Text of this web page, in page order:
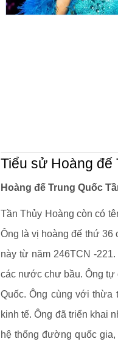
Tiểu sử Hoàng đế
Hoàng đế Trung Quốc
Tần Thủy Hoàng còn có
Ông là vị hoàng đế thứ 36
này từ năm 246TCN -
các nước chư bầu. Ông tự
Quốc. Ông cùng với
kinh tế. Ông đã triển khai
hệ thống đường quốc